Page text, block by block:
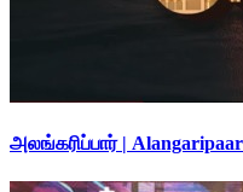
அலங்கரிப்பார் |